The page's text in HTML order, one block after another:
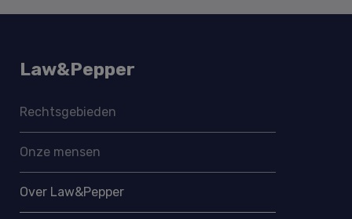
Law&Pepper
Rechtsgebieden
Onze mensen
Over Law&Pepper